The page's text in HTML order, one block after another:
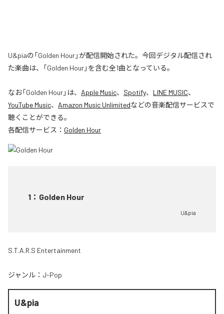
U&piaの「Golden Hour」が配信開始された。今回デジタル配信され
た楽曲は、「Golden Hour」を含む全1曲となっている。
なお「Golden Hour」は、 Apple Music、 Spotify、 LINE MUSIC、
YouTube Music、 Amazon Music Unlimitedなどの音楽配信サービスで
聴くことができる。
各配信サービス： Golden Hour
1 ： Golden Hour
U&pia
S.T.A.R.S Entertainment
ジャンル： J-Pop
U&pia